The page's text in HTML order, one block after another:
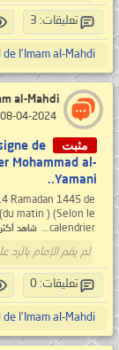
تعليقات: 3
de l'Imam al-Mahdi
al-Mahdi
مثبت
de
Mohammad al-
Yamani..
Ramadan 1445 de
matin ) (Selon le
calendrier...
شاهد أكثر
لم يقم الإمام
تعليقات: 0
de l'Imam al-Mahdi